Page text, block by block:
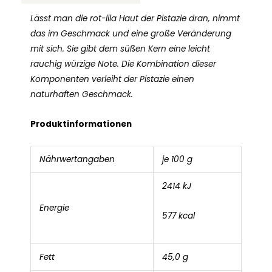
Lässt man die rot-lila Haut der Pistazie dran, nimmt
das im Geschmack und eine große Veränderung
mit sich. Sie gibt dem süßen Kern eine leicht
rauchig würzige Note. Die Kombination dieser
Komponenten verleiht der Pistazie einen
naturhaften Geschmack.
Produktinformationen
Nährwertangaben je 100 g
Energie
2414 kJ
577 kcal
Fett 45,0 g